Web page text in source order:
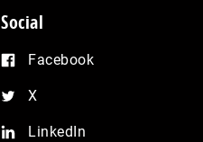
Social
Facebook
X
LinkedIn